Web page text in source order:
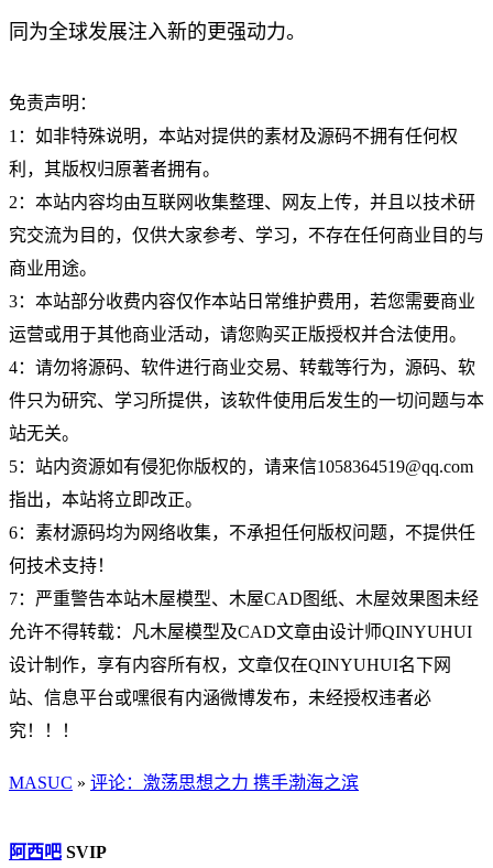
同为全球发展注入新的更强动力。
免责声明：
1：如非特殊说明，本站对提供的素材及源码不拥有任何权
利，其版权归原著者拥有。
2：本站内容均由互联网收集整理、网友上传，并且以技术研
究交流为目的，仅供大家参考、学习，不存在任何商业目的与
商业用途。
3：本站部分收费内容仅作本站日常维护费用，若您需要商业
运营或用于其他商业活动，请您购买正版授权并合法使用。
4：请勿将源码、软件进行商业交易、转载等行为，源码、软
件只为研究、学习所提供，该软件使用后发生的一切问题与本
站无关。
5：站内资源如有侵犯你版权的，请来信1058364519@qq.com
指出，本站将立即改正。
6：素材源码均为网络收集，不承担任何版权问题，不提供任
何技术支持！
7：严重警告本站木屋模型、木屋CAD图纸、木屋效果图未经
允许不得转载：凡木屋模型及CAD文章由设计师QINYUHUI
设计制作，享有内容所有权，文章仅在QINYUHUI名下网
站、信息平台或嘿很有内涵微博发布，未经授权违者必
究！！！
MASUC » 评论：激荡思想之力 携手渤海之滨
阿西吧 SVIP